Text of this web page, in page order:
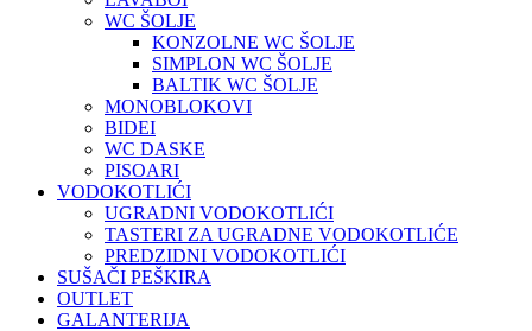
WC ŠOLJE
KONZOLNE WC ŠOLJE
SIMPLON WC ŠOLJE
BALTIK WC ŠOLJE
MONOBLOKOVI
BIDEI
WC DASKE
PISOARI
VODOKOTLIĆI
UGRADNI VODOKOTLIĆI
TASTERI ZA UGRADNE VODOKOTLIĆE
PREDZIDNI VODOKOTLIĆI
SUŠAČI PEŠKIRA
OUTLET
GALANTERIJA